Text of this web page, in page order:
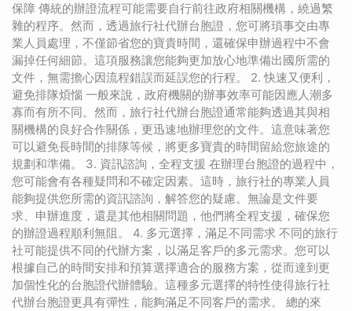
保障 傳統的辦證流程可能需要自行前往政府相關機構，繞過繁
雜的程序。然而，透過旅行社代辦台胞證，您可將瑣事交由專
業人員處理，不僅節省您的寶貴時間，還確保申辦過程中不會
漏掉任何細節。這項服務讓您能夠更加放心地準備出國所需的
文件，無需擔心因流程錯誤而延誤您的行程。 2. 快速又便利，
避免排隊煩惱 一般來說，政府機關的辦事效率可能因應人潮多
寡而有所不同。然而，旅行社代辦台胞證通常能夠透過其與相
關機構的良好合作關係，更迅速地辦理您的文件。這意味著您
可以避免長時間的排隊等候，將更多寶貴的時間留給您旅途的
規劃和準備。 3. 資訊諮詢，全程支援 在辦理台胞證的過程中，
您可能會有各種疑問和不確定因素。這時，旅行社的專業人員
能夠提供您所需的資訊諮詢，解答您的疑慮。無論是文件要
求、申辦進度，還是其他相關問題，他們將全程支援，確保您
的辦證過程順利無阻。 4. 多元選擇，滿足不同需求 不同的旅行
社可能提供不同的代辦方案，以滿足客戶的多元需求。您可以
根據自己的時間安排和預算選擇適合的服務方案，從而達到更
加個性化的台胞證代辦體驗。這種多元選擇的特性使得旅行社
代辦台胞證更具有彈性，能夠滿足不同客戶的需求。 總的來